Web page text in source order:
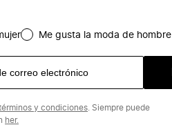
Me gusta la moda de hombre
y condiciones . Siempre puede
her.